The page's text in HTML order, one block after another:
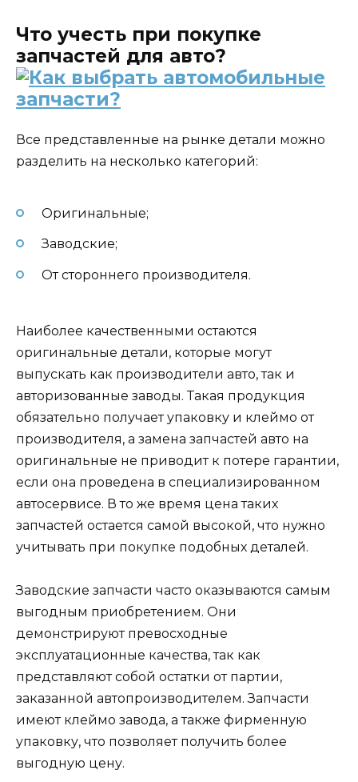
Что учесть при покупке
запчастей для авто?
Все представленные на рынке детали можно
разделить на несколько категорий:
Оригинальные;
Заводские;
От стороннего производителя.
Наиболее качественными остаются
оригинальные детали, которые могут
выпускать как производители авто, так и
авторизованные заводы. Такая продукция
обязательно получает упаковку и клеймо от
производителя, а замена запчастей авто на
оригинальные не приводит к потере гарантии,
если она проведена в специализированном
автосервисе. В то же время цена таких
запчастей остается самой высокой, что нужно
учитывать при покупке подобных деталей.
Заводские запчасти часто оказываются самым
выгодным приобретением. Они
демонстрируют превосходные
эксплуатационные качества, так как
представляют собой остатки от партии,
заказанной автопроизводителем. Запчасти
имеют клеймо завода, а также фирменную
упаковку, что позволяет получить более
выгодную цену.